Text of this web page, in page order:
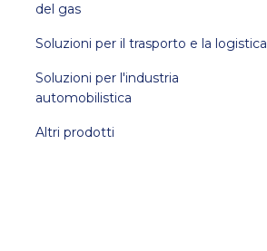
del gas
Soluzioni per il trasporto e la logistica
Soluzioni per l'industria
automobilistica
Altri prodotti